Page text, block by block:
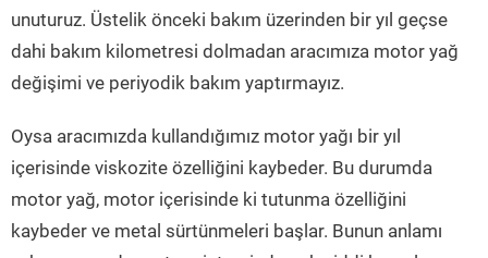
unuturuz. Üstelik önceki bakım üzerinden bir yıl geçse
dahi bakım kilometresi dolmadan aracımıza motor yağ
değişimi ve periyodik bakım yaptırmayız.
Oysa aracımızda kullandığımız motor yağı bir yıl
içerisinde viskozite özelliğini kaybeder. Bu durumda
motor yağ, motor içerisinde ki tutunma özelliğini
kaybeder ve metal sürtünmeleri başlar. Bunun anlamı